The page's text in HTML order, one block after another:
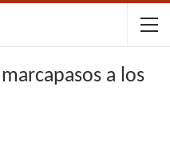
a los